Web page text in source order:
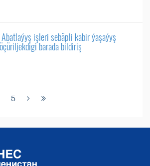
Abatlaýyş işleri sebäpli kabir ýaşaýyş
barada bildiriş
5